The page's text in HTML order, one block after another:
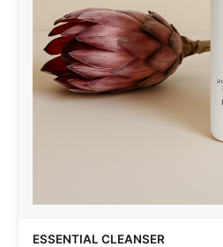
ESSENTIAL CLEANSER